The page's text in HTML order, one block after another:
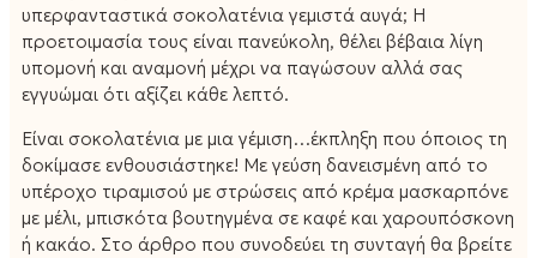
υπερφανταστικά σοκολατένια γεμιστά αυγά; Η
προετοιμασία τους είναι πανεύκολη, θέλει βέβαια λίγη
υπομονή και αναμονή μέχρι να παγώσουν αλλά σας
εγγυώμαι ότι αξίζει κάθε λεπτό.
Είναι σοκολατένια με μια γέμιση…έκπληξη που όποιος τη
δοκίμασε ενθουσιάστηκε! Με γεύση δανεισμένη από το
υπέροχο τιραμισού με στρώσεις από κρέμα μασκαρπόνε
με μέλι, μπισκότα βουτηγμένα σε καφέ και χαρουπόσκονη
ή κακάο. Στο άρθρο που συνοδεύει τη συνταγή θα βρείτε